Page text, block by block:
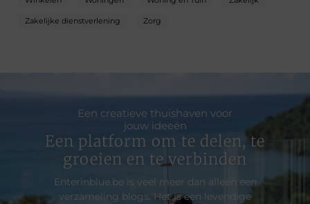
Zakelijke dienstverlening Zorg
Een creatieve thuishaven voor
jouw ideeën
Een platform om te delen, te
groeien en te verbinden
Enterinblue.be is veel meer dan alleen een
verzameling blogs. Het is een levendige